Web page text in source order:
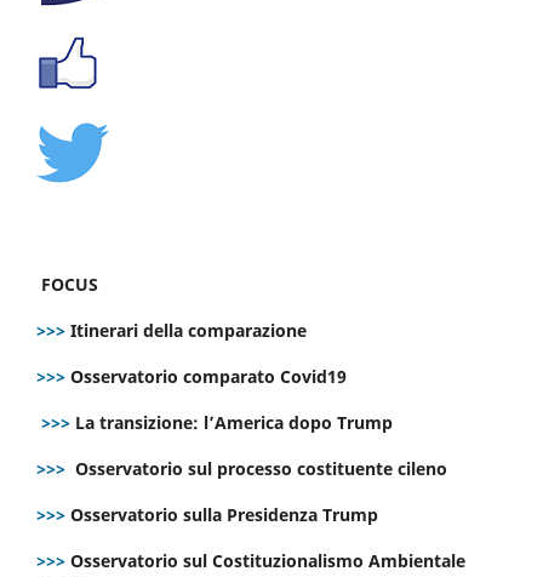
FOCUS
>>> Itinerari della comparazione
>>> Osservatorio comparato Covid19
>>> La transizione: l’America dopo Trump
>>> Osservatorio sul processo costituente cileno
>>> Osservatorio sulla Presidenza Trump
>>> Osservatorio sul Costituzionalismo Ambientale